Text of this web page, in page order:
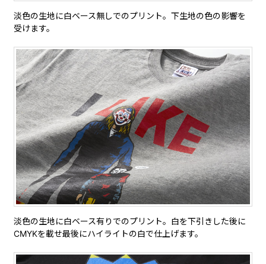
淡色の生地に白ベース無しでのプリント。下生地の色の影響を
受けます。
淡色の生地に白ベース有りでのプリント。白を下引きした後に
CMYKを載せ最後にハイライトの白で仕上げます。